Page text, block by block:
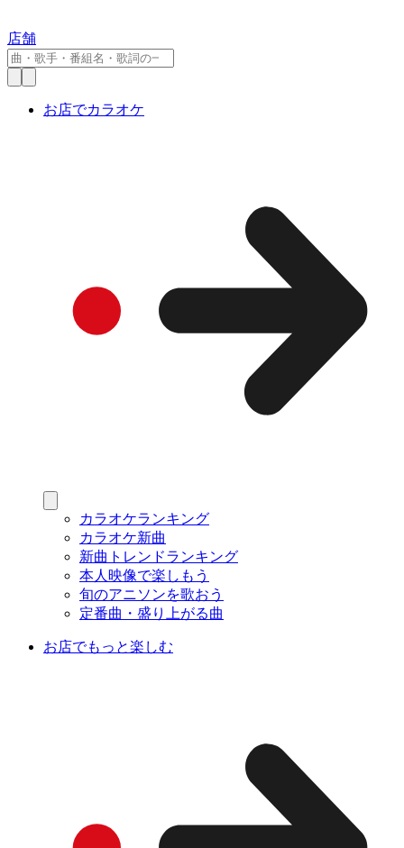
店舗
お店でカラオケ
カラオケランキング
カラオケ新曲
新曲トレンドランキング
本人映像で楽しもう
旬のアニソンを歌おう
定番曲・盛り上がる曲
お店でもっと楽しむ